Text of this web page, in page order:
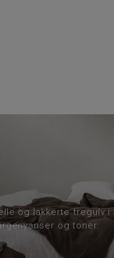
og lakkerte tregulv i
og toner.